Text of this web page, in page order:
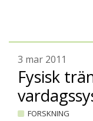
3 mar 2011
Fysisk
FORSKNING